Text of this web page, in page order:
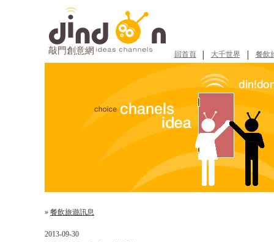
敲門創意網 回首頁 大千世界 餐飲
» 餐飲旅遊訊息
2013-09-30